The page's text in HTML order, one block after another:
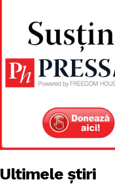
Ultimele știri